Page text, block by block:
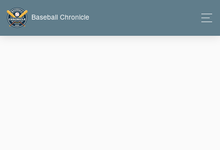
Baseball Chronicle